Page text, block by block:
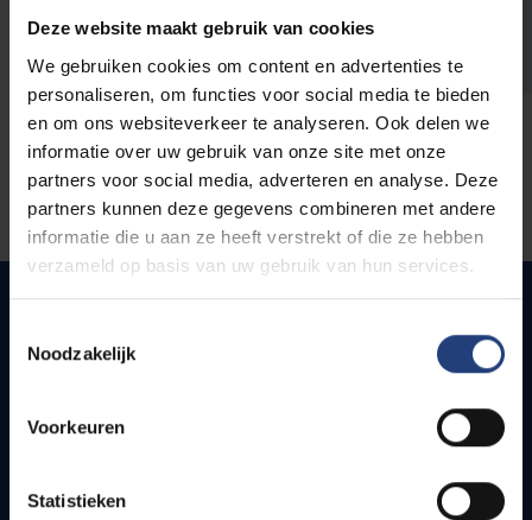
Deze website maakt gebruik van cookies
We gebruiken cookies om content en advertenties te
personaliseren, om functies voor social media te bieden
en om ons websiteverkeer te analyseren. Ook delen we
informatie over uw gebruik van onze site met onze
partners voor social media, adverteren en analyse. Deze
partners kunnen deze gegevens combineren met andere
informatie die u aan ze heeft verstrekt of die ze hebben
verzameld op basis van uw gebruik van hun services.
Noodzakelijk
Voorkeuren
Statistieken
Snel naar
Bereikbaarheid